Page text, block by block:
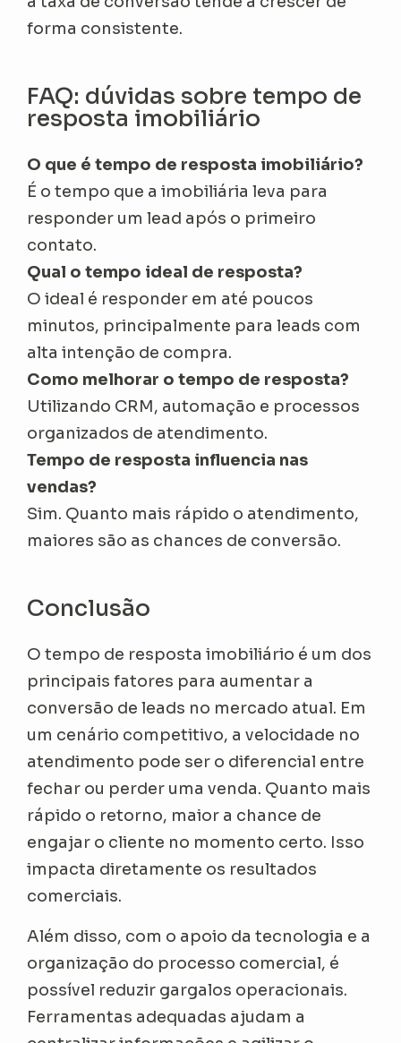
forma consistente.
FAQ: dúvidas sobre tempo de
resposta imobiliário
O que é tempo de resposta imobiliário?
É o tempo que a imobiliária leva para
responder um lead após o primeiro
contato.
Qual o tempo ideal de resposta?
O ideal é responder em até poucos
minutos, principalmente para leads com
alta intenção de compra.
Como melhorar o tempo de resposta?
Utilizando CRM, automação e processos
organizados de atendimento.
Tempo de resposta influencia nas
vendas?
Sim. Quanto mais rápido o atendimento,
maiores são as chances de conversão.
Conclusão
O tempo de resposta imobiliário é um dos
principais fatores para aumentar a
conversão de leads no mercado atual. Em
um cenário competitivo, a velocidade no
atendimento pode ser o diferencial entre
fechar ou perder uma venda. Quanto mais
rápido o retorno, maior a chance de
engajar o cliente no momento certo. Isso
impacta diretamente os resultados
comerciais.
Além disso, com o apoio da tecnologia e a
organização do processo comercial, é
possível reduzir gargalos operacionais.
Ferramentas adequadas ajudam a